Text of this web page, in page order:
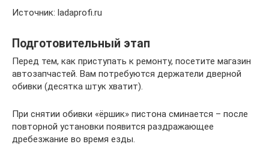
Источник: ladaprofi.ru
Подготовительный этап
Перед тем, как приступать к ремонту, посетите магазин
автозапчастей. Вам потребуются держатели дверной
обивки (десятка штук хватит).
При снятии обивки «ёршик» пистона сминается – после
повторной установки появится раздражающее
дребезжание во время езды.